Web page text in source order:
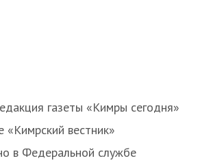
газеты «Кимры сегодня»
«Кимрский вестник»
в Федеральной службе